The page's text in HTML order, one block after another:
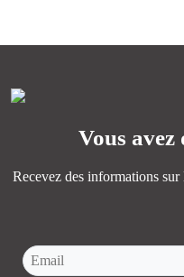
PLUS
Vous avez
Recevez des informations